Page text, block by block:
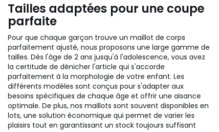
Tailles adaptées pour une coupe
parfaite
Pour que chaque garçon trouve un maillot de corps
parfaitement ajusté, nous proposons une large gamme de
tailles. Dès l'âge de 2 ans jusqu'à l'adolescence, vous avez
la certitude de dénicher l'article qui s'accorde
parfaitement à la morphologie de votre enfant. Les
différents modèles sont conçus pour s'adapter aux
besoins spécifiques de chaque âge et offrir une aisance
optimale. De plus, nos maillots sont souvent disponibles en
lots, une solution économique qui permet de varier les
plaisirs tout en garantissant un stock toujours suffisant